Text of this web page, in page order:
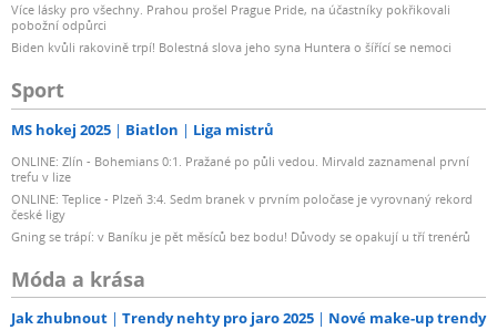
Více lásky pro všechny. Prahou prošel Prague Pride, na účastníky pokřikovali
pobožní odpůrci
Biden kvůli rakovině trpí! Bolestná slova jeho syna Huntera o šířící se nemoci
Sport
MS hokej 2025 Biatlon Liga mistrů
ONLINE: Zlín - Bohemians 0:1. Pražané po půli vedou. Mirvald zaznamenal první
trefu v lize
ONLINE: Teplice - Plzeň 3:4. Sedm branek v prvním poločase je vyrovnaný rekord
české ligy
Gning se trápí: v Baníku je pět měsíců bez bodu! Důvody se opakují u tří trenérů
Móda a krása
Jak zhubnout Trendy nehty pro jaro 2025 Nové make-up trendy